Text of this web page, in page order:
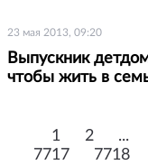
23 мая 2013, 09:20
Выпускник
чтобы жить в
1 2 ...
7717 7718